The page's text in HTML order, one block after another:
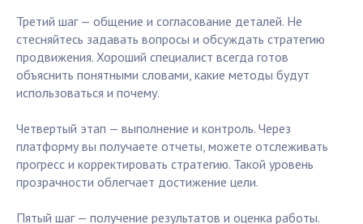
Третий шаг — общение и согласование деталей. Не
стесняйтесь задавать вопросы и обсуждать стратегию
продвижения. Хороший специалист всегда готов
объяснить понятными словами, какие методы будут
использоваться и почему.
Четвертый этап — выполнение и контроль. Через
платформу вы получаете отчеты, можете отслеживать
прогресс и корректировать стратегию. Такой уровень
прозрачности облегчает достижение цели.
Пятый шаг — получение результатов и оценка работы.